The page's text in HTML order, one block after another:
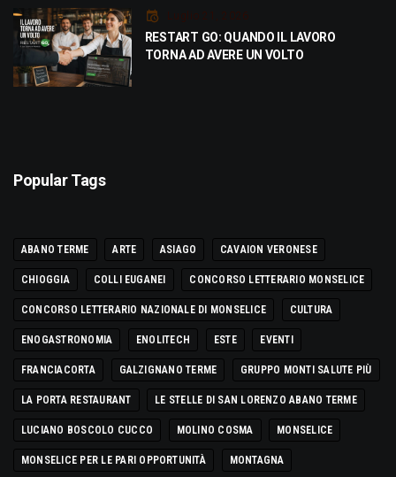
Luglio 21, 2026
RESTART GO: QUANDO IL LAVORO
TORNA AD AVERE UN VOLTO
Popular Tags
ABANO TERME ARTE ASIAGO CAVAION VERONESE
CHIOGGIA COLLI EUGANEI CONCORSO LETTERARIO MONSELICE
CONCORSO LETTERARIO NAZIONALE DI MONSELICE CULTURA
ENOGASTRONOMIA ENOLITECH ESTE EVENTI
FRANCIACORTA GALZIGNANO TERME GRUPPO MONTI SALUTE PIÙ
LA PORTA RESTAURANT LE STELLE DI SAN LORENZO ABANO TERME
LUCIANO BOSCOLO CUCCO MOLINO COSMA MONSELICE
MONSELICE PER LE PARI OPPORTUNITÀ MONTAGNA